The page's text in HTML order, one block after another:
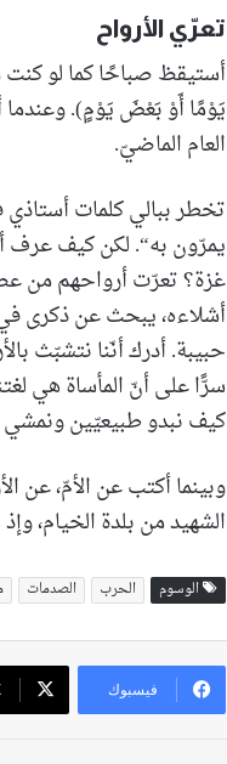
تعرّي الأرواح
أستيقظ صباحًا كما لو كنت
يَوْمًا أَوْ بَعْضَ يَوْمٍ). وعندما
العام الماضيّ.
تخطر ببالي كلمات أستاذي
يمرّون به“. لكن كيف عرف
غزة؟ تعرّت أرواحهم من
أشلاءه، يبحث عن ذكرى في
حبيبة. أدرك أنّنا نتشبّث
سرًّا على أنّ المأساة هي
كيف نبدو طبيعيّين
وبينما أكتب عن الأمّ،
الشهيد من بلدة الخيام،
الوسوم الحرب الصدمات
فيسبوك